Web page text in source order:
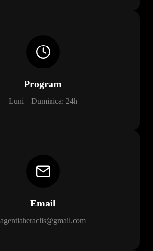
Program
Luni – Duminica: 24h
Email
agentiaheraclis@gmail.com